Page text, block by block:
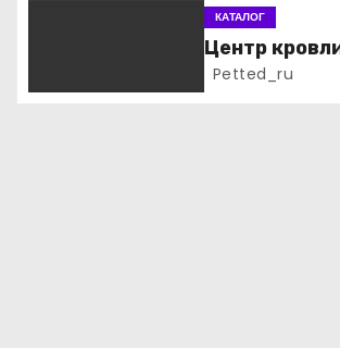
КАТАЛОГ
Центр
Petted_ru